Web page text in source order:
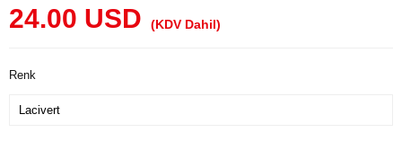
24.00 USD (KDV Dahil)
Renk